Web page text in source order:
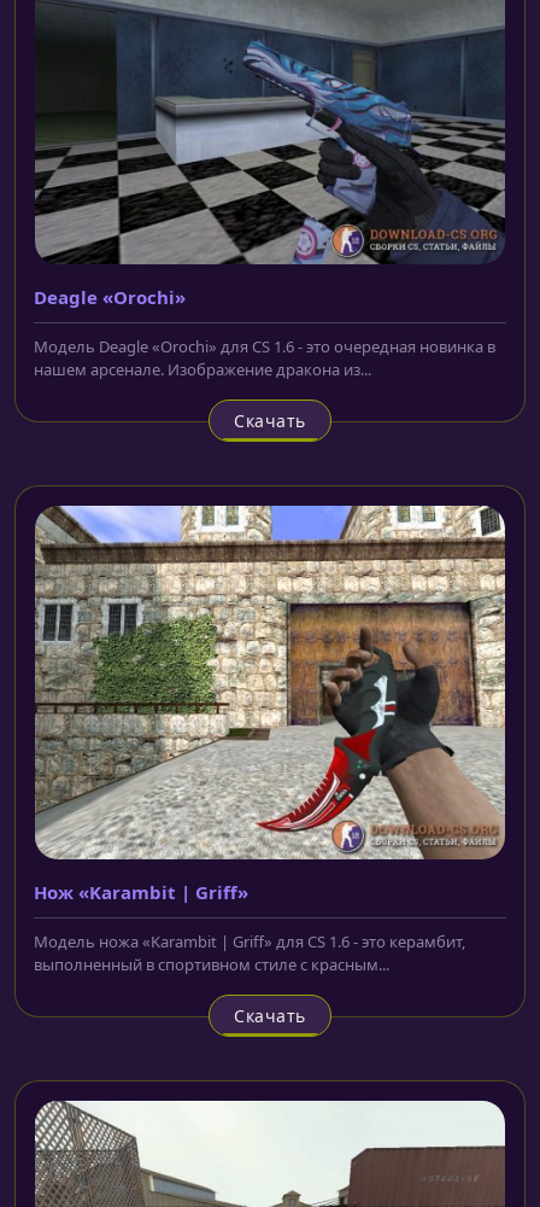
Deagle «Orochi»
Модель Deagle «Orochi» для CS 1.6 - это очередная новинка в
нашем арсенале. Изображение дракона из...
Скачать
Нож «Karambit | Griff»
Модель ножа «Karambit | Griff» для CS 1.6 - это керамбит,
выполненный в спортивном стиле с красным...
Скачать